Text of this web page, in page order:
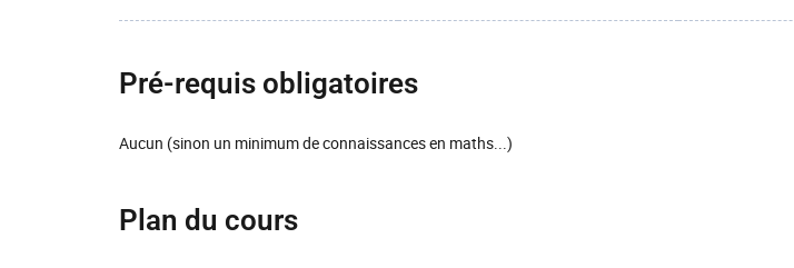
Pré-requis obligatoires
Aucun (sinon un minimum de connaissances en maths...)
Plan du cours